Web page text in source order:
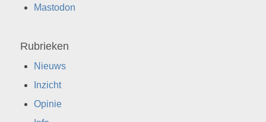
Mastodon
Rubrieken
Nieuws
Inzicht
Opinie